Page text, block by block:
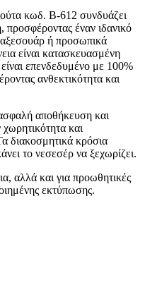
κωδ. B-612 συνδυάζει
προσφέροντας έναν ιδανικό
ή προσωπικά
είναι κατασκευασμένη
επενδεδυμένο με 100%
ανθεκτικότητα και
αποθήκευση και
και
διακοσμητικά κρόσια
το νεσεσέρ να ξεχωρίζει.
αλλά και για προωθητικές
εκτύπωσης.